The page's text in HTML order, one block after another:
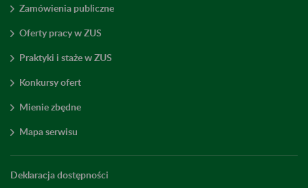
Zamówienia publiczne
Oferty pracy w ZUS
Praktyki i staże w ZUS
Konkursy ofert
Mienie zbędne
Mapa serwisu
Deklaracja dostępności